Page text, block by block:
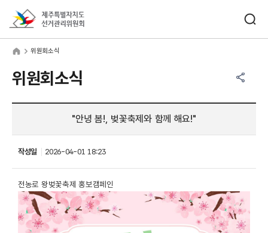
위원회소식
위원회소식
"안녕 봄!, 벚꽃축제와 함께 해요!"
작성일 2026-04-01 18:23
전농로 왕벚꽃축제 홍보캠페인